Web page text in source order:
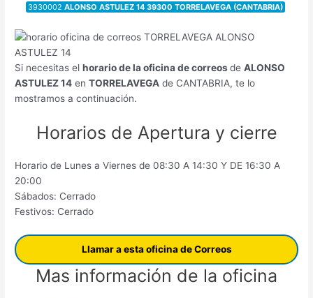
3930002 ALONSO ASTULEZ 14 39300 TORRELAVEGA (CANTABRIA)
Si necesitas elhorario de la oficina de correosdeALONSO
ASTULEZ 14 enTORRELAVEGA de CANTABRIA, te lo
mostramos a continuación.
Horarios de Apertura y cierre
Horario de Lunes a Viernes de 08:30 A 14:30 Y DE 16:30 A
20:00
Sábados: Cerrado
Festivos: Cerrado
Llamar a esta oficina de Correos
Mas información de la oficina